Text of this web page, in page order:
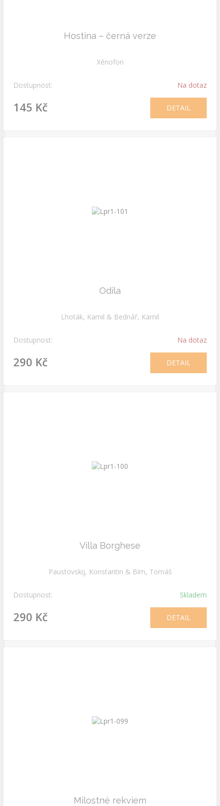
Hostina – černá verze
Xénofon
Dostupnost: Na dotaz
145 Kč DETAIL
Odila
Lhoták, Kamil & Bednář, Kamil
Dostupnost: Na dotaz
290 Kč DETAIL
Villa Borghese
Paustovskij, Konstantin & Bím, Tomáš
Dostupnost: Skladem
290 Kč DETAIL
Milostné rekviem